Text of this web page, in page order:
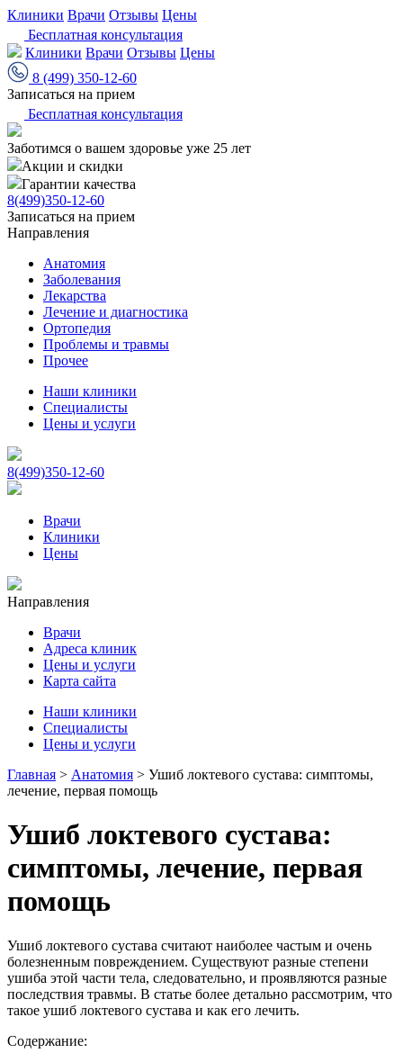
Клиники Врачи Отзывы Цены
Бесплатная консультация
Клиники Врачи Отзывы Цены
8 (499) 350-12-60
Записаться на прием
Бесплатная консультация
Заботимся о вашем здоровье уже 25 лет
Акции и скидки
Гарантии качества
8(499)350-12-60
Записаться на прием
Направления
Анатомия
Заболевания
Лекарства
Лечение и диагностика
Ортопедия
Проблемы и травмы
Прочее
Наши клиники
Специалисты
Цены и услуги
8(499)350-12-60
Врачи
Клиники
Цены
Направления
Врачи
Адреса клиник
Цены и услуги
Карта сайта
Наши клиники
Специалисты
Цены и услуги
Главная > Анатомия > Ушиб локтевого сустава: симптомы,
лечение, первая помощь
Ушиб локтевого сустава:
симптомы, лечение, первая
помощь
Ушиб локтевого сустава считают наиболее частым и очень
болезненным повреждением. Существуют разные степени
ушиба этой части тела, следовательно, и проявляются разные
последствия травмы. В статье более детально рассмотрим, что
такое ушиб локтевого сустава и как его лечить.
Содержание: